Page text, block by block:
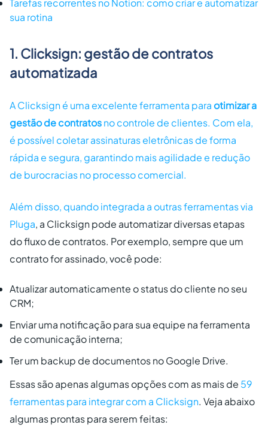
Tarefas recorrentes no Notion: como criar e automatizar
sua rotina
1. Clicksign: gestão de contratos
automatizada
A Clicksign é uma excelente ferramenta para otimizar a
gestão de contratosno controle de clientes. Com ela,
é possível coletar assinaturas eletrônicas de forma
rápida e segura, garantindo mais agilidade e redução
de burocracias no processo comercial.
Além disso, quando integrada a outras ferramentas via
Pluga, a Clicksign pode automatizar diversas etapas
do fluxo de contratos. Por exemplo, sempre que um
contrato for assinado, você pode:
Atualizar automaticamente o status do cliente no seu
CRM;
Enviar uma notificação para sua equipe na ferramenta
de comunicação interna;
Ter um backup de documentos no Google Drive.
Essas são apenas algumas opções com as mais de 59
ferramentas para integrar com a Clicksign. Veja abaixo
algumas prontas para serem feitas: